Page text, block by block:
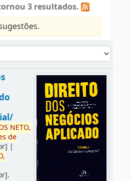
3 resultados.
NETO,
de
|
.